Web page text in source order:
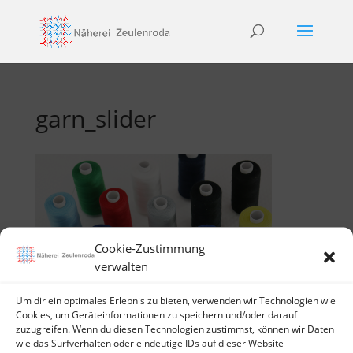
Cookie-Zustimmung
verwalten
Um dir ein optimales Erlebnis zu bieten, verwenden wir Technologien wie
Cookies, um Geräteinformationen zu speichern und/oder darauf
zuzugreifen. Wenn du diesen Technologien zustimmst, können wir Daten
wie das Surfverhalten oder eindeutige IDs auf dieser Website
garn_slider
Neueste Beiträge
Hello world!